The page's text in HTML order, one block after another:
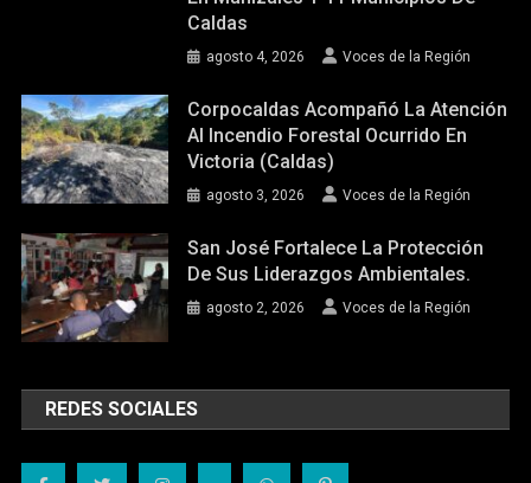
Caldas
agosto 4, 2026 Voces de la Región
Corpocaldas Acompañó La Atención
Al Incendio Forestal Ocurrido En
Victoria (Caldas)
agosto 3, 2026 Voces de la Región
San José Fortalece La Protección
De Sus Liderazgos Ambientales.
agosto 2, 2026 Voces de la Región
REDES SOCIALES